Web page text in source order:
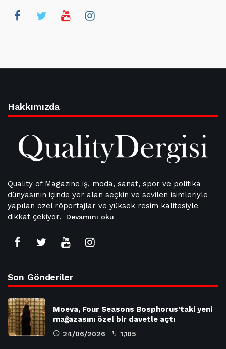
Hakkımızda
Quality of Magazine iş, moda, sanat, spor ve politika
dünyasının içinde yer alan seçkin ve sevilen isimleriyle
yapılan özel röportajlar ve yüksek resim kalitesiyle
dikkat çekiyor.
Devamını oku
Son Gönderiler
Moeva, Four Seasons Bosphorus’taki yeni
mağazasını özel bir davetle açtı
24/06/2026 1,105